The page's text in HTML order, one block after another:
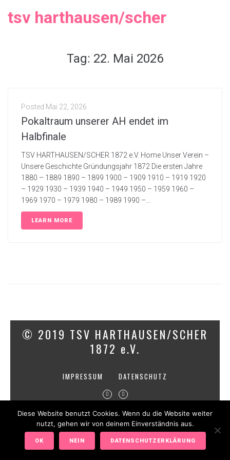
tsv harthausen/scher
Tag: 22. Mai 2026
Posted Mai 22, 2026
Pokaltraum unserer AH endet im
Halbfinale
TSV HARTHAUSEN/SCHER 1872 e.V. Home Unser Verein –
Unsere Geschichte Gründungsjahr 1872 Die ersten Jahre
1880 – 1889 1890 – 1899 1900 – 1909 1910 – 1919 1920
– 1929 1930 – 1939 1940 – 1949 1950 – 1959 1960 –
1969 1970 – 1979 1980 – 1989 1990 –...
LEARN MORE
© 2019 TSV HARTHAUSEN/SCHER
1872 e.V.
IMPRESSUM DATENSCHUTZ
Diese Website benutzt Cookies. Wenn du die Website weiter
nutzt, gehen wir von deinem Einverständnis aus.
OK NEIN DATENSCHUTZERKLÄRUNG